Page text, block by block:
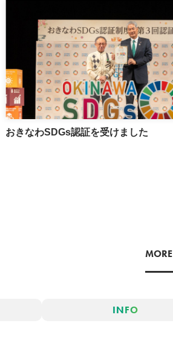
おきなわSDGs認証を受けました
MORE
INFO